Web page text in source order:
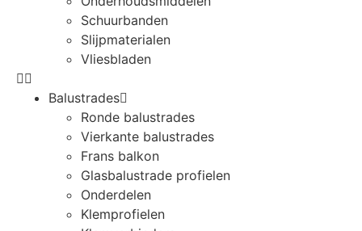
Schuurbanden
Slijpmaterialen
Vliesbladen
Balustrades
Ronde balustrades
Vierkante balustrades
Frans balkon
Glasbalustrade profielen
Onderdelen
Klemprofielen